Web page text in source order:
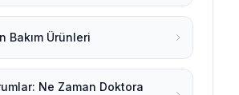
Bakım Ürünleri
Ne Zaman Doktora